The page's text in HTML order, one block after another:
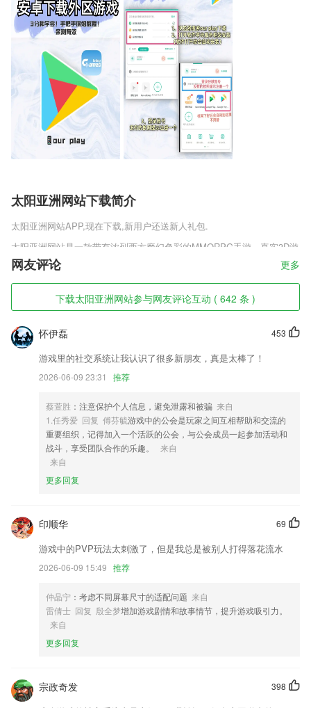
太阳亚洲网站下载简介
太阳亚洲网站APP,现在下载,新用户还送新人礼包.
太阳亚洲网站是一款带有浓烈西方魔幻色彩的MMORPG手游，真实3D游
戏画面，逼真的魔幻世界景观，酷炫的技能释放，实现满屏的酷炫连击，
在线PVP竞技玩法，享受公平竞技的乐趣，丰富的职业选择，搭配不同
的作战技能，震撼BOSS战和副本挑战，和队友通力协作击杀。
太阳亚洲网站软件特色
1,可自动计算步数、消耗卡路里数，用金币鼓励运动健康生活，让你爱上
运动。
提示音)，然后如果手机被掏出并且无法解锁，手机就会响起防盗警报。
4,用户上传自己的美照的话，还能生成专属的表情包，也可以用别人的美
照来进行制作；
5,该平台还创新性地建立了一套完整的农业专家服务量化评估体系,使服
务质量得到了有效的监管
太阳亚洲网站软件优势
1.☆ 精细分类：“场景+年龄”自动推荐，满足宝宝各种场景需求
4.有着大量课程，每个人能够从课程列表之中选择自己要学习的课程内容
5.支持多个2265用户，家里有多个小孩时，一个系统就行，每个孩子的学
习情况互不干扰
后，还可以参加晋级赛获得更多成就。
网友评论 更多
下载太阳亚洲网站参与网友评论互动 ( 642 条 )
453
怀伊磊
游戏里的社交系统让我认识了很多新朋友，真是太棒了！
2026-06-09 23:31 推荐
蔡萱胜 ：注意保护个人信息，避免泄露和被骗 来自
1.任秀爱 回复 傅芬毓游戏中的公会是玩家之间互相帮助和交流的
重要组织，记得加入一个活跃的公会，与公会成员一起参加活动和
战斗，享受团队合作的乐趣。
来自
来自
更多回复
69
印顺华
游戏中的PVP玩法太刺激了，但是我总是被别人打得落花流水
2026-06-09 15:49 推荐
仲晶宁 ：考虑不同屏幕尺寸的适配问题 来自
雷倩士 回复 殷全梦增加游戏剧情和故事情节，提升游戏吸引力。
来自
更多回复
398
宗政奇发